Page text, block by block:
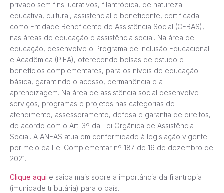
privado sem fins lucrativos, filantrópica, de natureza
educativa, cultural, assistencial e beneficente, certificada
como Entidade Beneficente de Assistência Social (CEBAS),
nas áreas de educação e assistência social. Na área de
educação, desenvolve o Programa de Inclusão Educacional
e Acadêmica (PIEA), oferecendo bolsas de estudo e
benefícios complementares, para os níveis de educação
básica, garantindo o acesso, permanência e a
aprendizagem. Na área de assistência social desenvolve
serviços, programas e projetos nas categorias de
atendimento, assessoramento, defesa e garantia de direitos,
de acordo com o Art. 3º da Lei Orgânica de Assistência
Social. A ANEAS atua em conformidade à legislação vigente
por meio da Lei Complementar nº 187 de 16 de dezembro de
2021.
Clique aqui e saiba mais sobre a importância da filantropia
(imunidade tributária) para o país.